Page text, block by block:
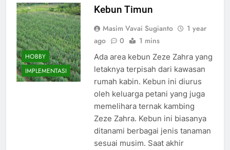
HOBBY
IMPLEMENTASI
Kebun Timun
Masim Vavai Sugianto
1 year
ago
0 1 mins
Ada area kebun Zeze Zahra yang
letaknya terpisah dari kawasan
rumah kabin. Kebun ini diurus
oleh keluarga petani yang juga
memelihara ternak kambing
Zeze Zahra. Kebun ini biasanya
ditanami berbagai jenis tanaman
sesuai musim. Saat akhir